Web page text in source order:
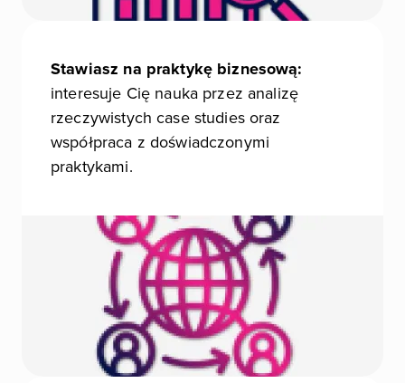
Stawiasz na praktykę biznesową:
interesuje Cię nauka przez analizę
rzeczywistych case studies oraz
współpraca z doświadczonymi
praktykami.